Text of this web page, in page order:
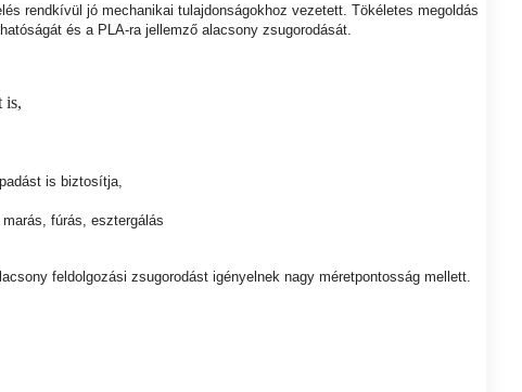
rendkívül jó mechanikai tulajdonságokhoz vezetett. Tökéletes megoldás
és a PLA-ra jellemző alacsony zsugorodását.
is,
is biztosítja,
fúrás, esztergálás
feldolgozási zsugorodást igényelnek nagy méretpontosság mellett.